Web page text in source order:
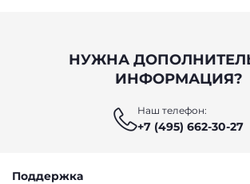
НУЖНА
ИНФОРМАЦИЯ?
Наш телефон:
+7 (495) 662-30-27
Поддержка